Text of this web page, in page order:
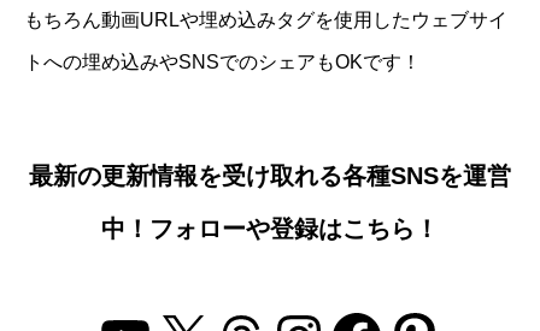
もちろん動画URLや埋め込みタグを使用したウェブサイ
トへの埋め込みやSNSでのシェアもOKです！
最新の更新情報を受け取れる各種SNSを運営
中！フォローや登録はこちら！